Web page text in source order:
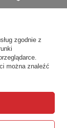
zgodnie z
można znaleźć